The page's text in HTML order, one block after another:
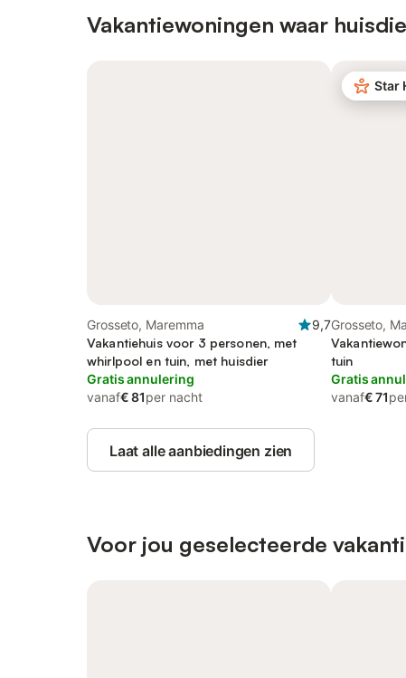
Vakantiewoningen waar
Grosseto, Maremma
9,7
Vakantiehuis voor 3 personen, met
whirlpool en tuin, met huisdier
Gratis annulering
vanaf€ 81per nacht
Star
Grosseto,
tuin
Gratis
vanaf€ 71
Laat alle aanbiedingen zien
Voor jou geselecteerde